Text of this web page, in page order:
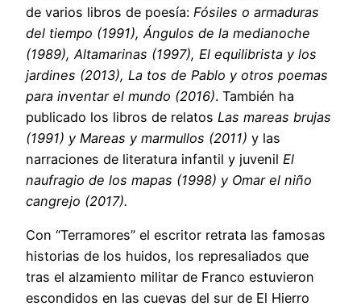
de varios libros de poesía: Fósiles o armaduras
del tiempo (1991), Ángulos de la medianoche
(1989), Altamarinas (1997), El equilibrista y los
jardines (2013), La tos de Pablo y otros poemas
para inventar el mundo (2016). También ha
publicado los libros de relatos Las mareas brujas
(1991) y Mareas y marmullos (2011) y las
narraciones de literatura infantil y juvenil El
naufragio de los mapas (1998) y Omar el niño
cangrejo (2017).
Con “Terramores” el escritor retrata las famosas
historias de los huidos, los represaliados que
tras el alzamiento militar de Franco estuvieron
escondidos en las cuevas del sur de El Hierro